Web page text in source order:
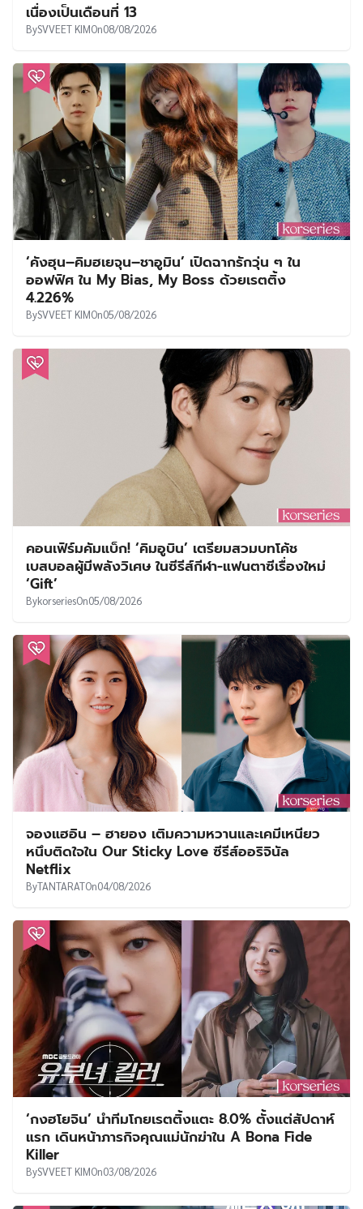
เนื่องเป็นเดือนที่ 13
BySVVEET KIMOn08/08/2026
‘คังฮุน–คิมฮเยจุน–ชาอูมิน’ เปิดฉากรักวุ่น ๆ ใน
ออฟฟิศ ใน My Bias, My Boss ด้วยเรตติ้ง
4.226%
BySVVEET KIMOn05/08/2026
คอนเฟิร์มคัมแบ็ก! ‘คิมอูบิน’ เตรียมสวมบทโค้ช
เบสบอลผู้มีพลังวิเศษ ในซีรีส์กีฬา-แฟนตาซีเรื่องใหม่
‘Gift’
BykorseriesOn05/08/2026
จองแฮอิน – ฮายอง เติมความหวานและเคมีเหนียว
หนึบติดใจใน Our Sticky Love ซีรีส์ออริจินัล
Netflix
ByTANTARATOn04/08/2026
‘กงฮโยจิน’ นำทีมโกยเรตติ้งแตะ 8.0% ตั้งแต่สัปดาห์
แรก เดินหน้าภารกิจคุณแม่นักฆ่าใน A Bona Fide
Killer
BySVVEET KIMOn03/08/2026